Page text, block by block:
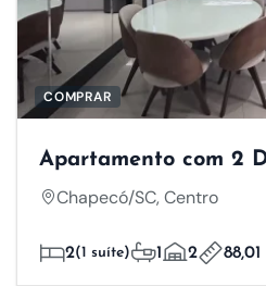
COMPRAR
Apartamento com 2
Chapecó/SC, Centro
2(1 suíte) 1 2 88,01